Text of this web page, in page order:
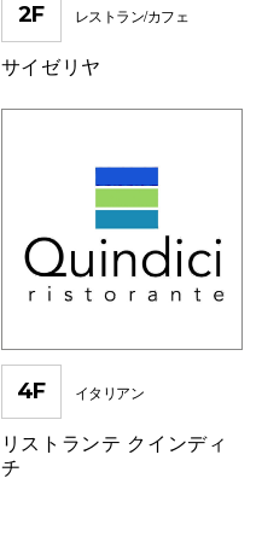
2F レストラン/カフェ
サイゼリヤ
4F イタリアン
リストランテ クインディ
チ
仙台フォ